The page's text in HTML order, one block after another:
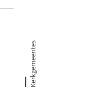
Kerkgemeentes